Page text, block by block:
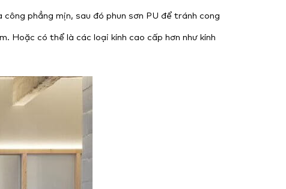
phẳng mịn, sau đó phun sơn PU để tránh cong
Hoặc có thể là các loại kính cao cấp hơn như kính